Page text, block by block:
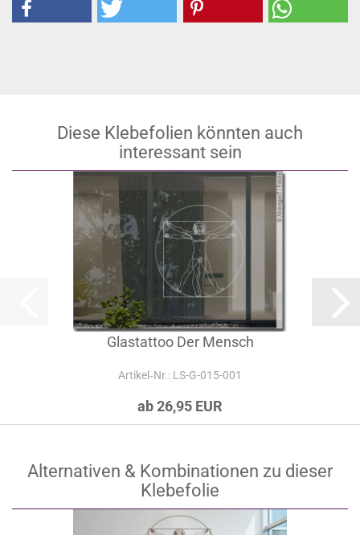
Diese Klebefolien könnten auch
interessant sein
Glastattoo Der Mensch
Artikel‑Nr.: LS-G-015-001
ab 26,95 EUR
Alternativen & Kombinationen zu dieser
Klebefolie